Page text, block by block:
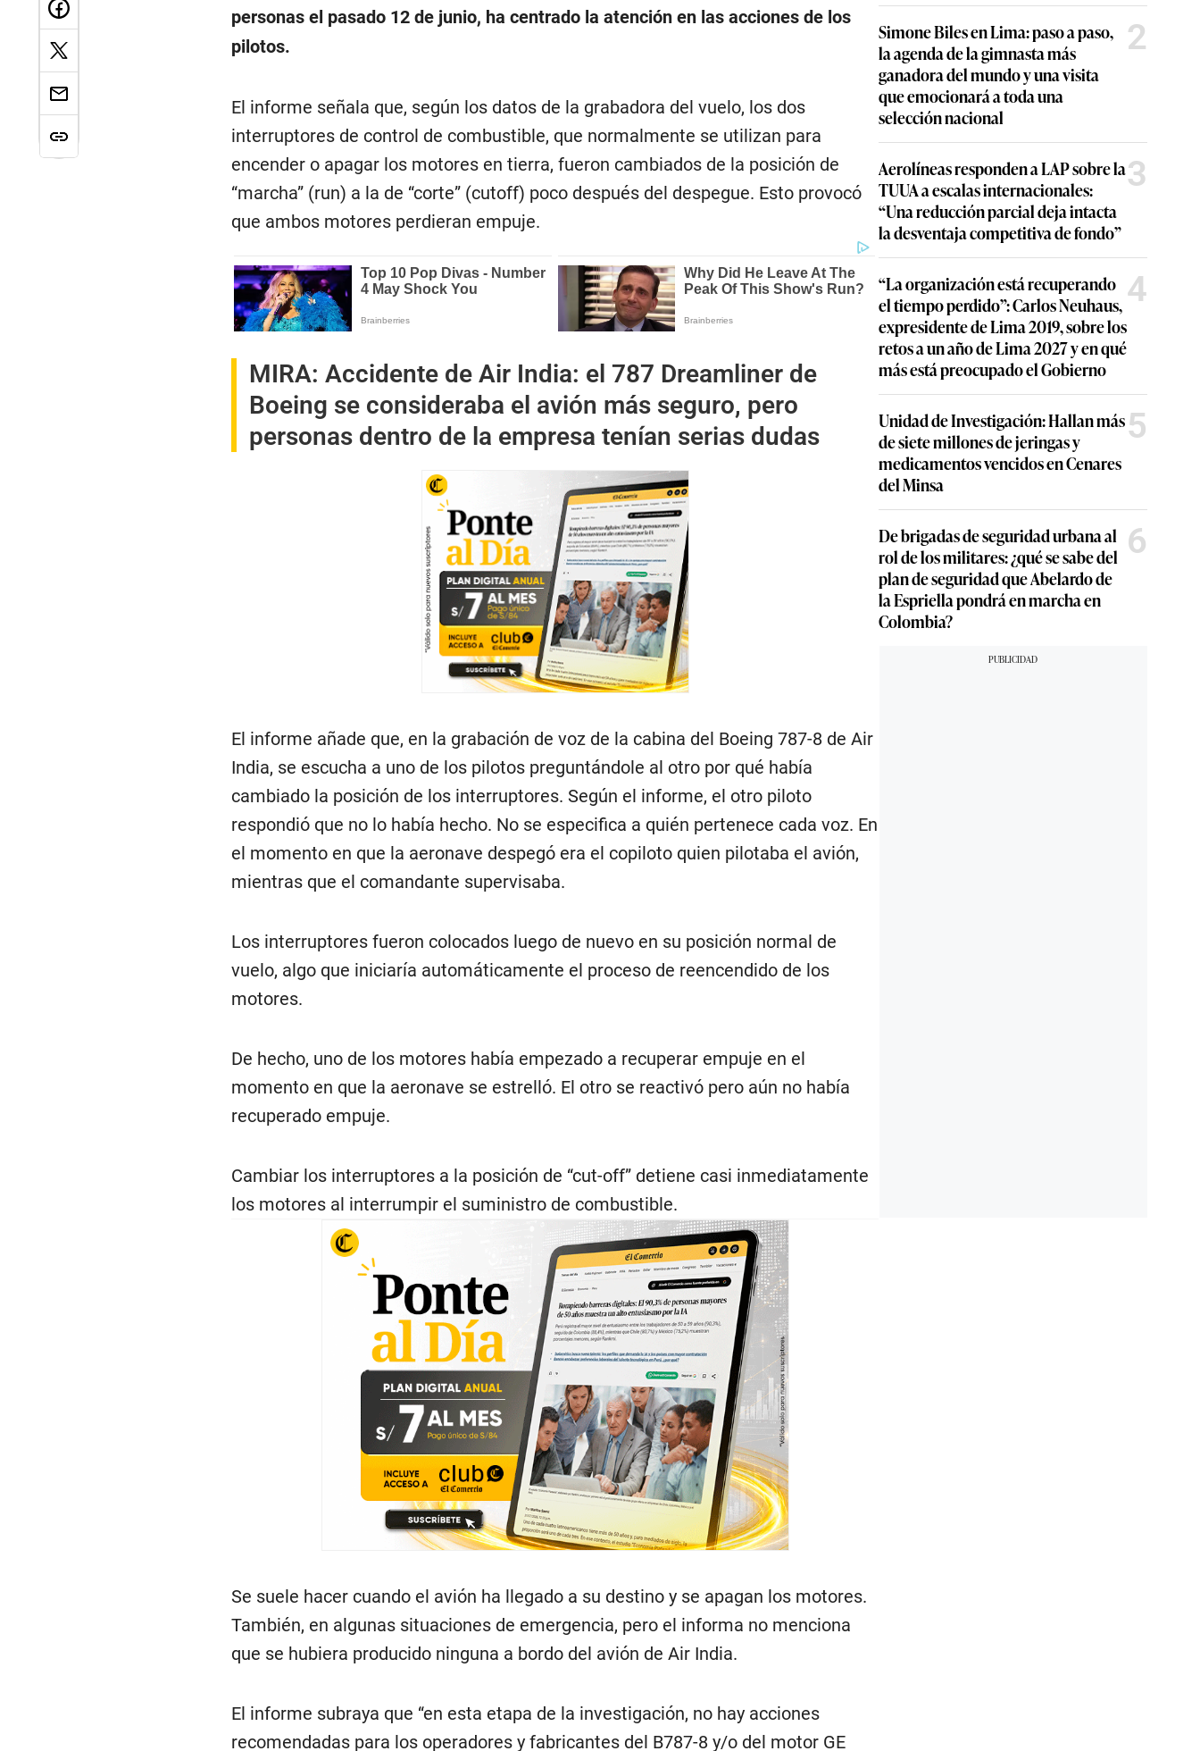
personas el pasado 12 de junio, ha centrado la atención en las acciones de los
pilotos.
El informe señala que, según los datos de la grabadora del vuelo, los dos
interruptores de control de combustible, que normalmente se utilizan para
encender o apagar los motores en tierra, fueron cambiados de la posición de
“marcha” (run) a la de “corte” (cutoff) poco después del despegue. Esto provocó
que ambos motores perdieran empuje.
MIRA: Accidente de Air India: el 787 Dreamliner de
Boeing se consideraba el avión más seguro, pero
personas dentro de la empresa tenían serias dudas
El informe añade que, en la grabación de voz de la cabina del Boeing 787-8 de Air
India, se escucha a uno de los pilotos preguntándole al otro por qué había
cambiado la posición de los interruptores. Según el informe, el otro piloto
respondió que no lo había hecho. No se especifica a quién pertenece cada voz. En
el momento en que la aeronave despegó era el copiloto quien pilotaba el avión,
mientras que el comandante supervisaba.
Los interruptores fueron colocados luego de nuevo en su posición normal de
vuelo, algo que iniciaría automáticamente el proceso de reencendido de los
motores.
De hecho, uno de los motores había empezado a recuperar empuje en el
momento en que la aeronave se estrelló. El otro se reactivó pero aún no había
recuperado empuje.
Cambiar los interruptores a la posición de “cut-off” detiene casi inmediatamente
los motores al interrumpir el suministro de combustible.
Se suele hacer cuando el avión ha llegado a su destino y se apagan los motores.
También, en algunas situaciones de emergencia, pero el informa no menciona
que se hubiera producido ninguna a bordo del avión de Air India.
El informe subraya que “en esta etapa de la investigación, no hay acciones
recomendadas para los operadores y fabricantes del B787-8 y/o del motor GE
Simone Biles en Lima: paso a paso,
la agenda de la gimnasta más
ganadora del mundo y una visita
que emocionará a toda una
selección nacional
2
Aerolíneas responden a LAP sobre la
TUUA a escalas internacionales:
“Una reducción parcial deja intacta
la desventaja competitiva de fondo”
3
“La organización está recuperando
el tiempo perdido”: Carlos Neuhaus,
expresidente de Lima 2019, sobre los
retos a un año de Lima 2027 y en qué
más está preocupado el Gobierno
4
Unidad de Investigación: Hallan más
de siete millones de jeringas y
medicamentos vencidos en Cenares
del Minsa
5
De brigadas de seguridad urbana al
rol de los militares: ¿qué se sabe del
plan de seguridad que Abelardo de
la Espriella pondrá en marcha en
Colombia?
6